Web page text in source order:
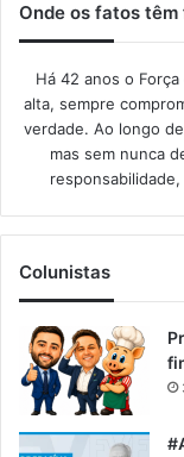
Onde os fatos têm
Há 42 anos o
alta, sempre
verdade. Ao longo
mas sem nunca
Colunistas